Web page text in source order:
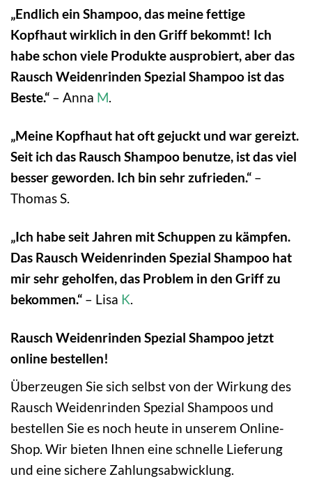
„Endlich ein Shampoo, das meine fettige
Kopfhaut wirklich in den Griff bekommt! Ich
habe schon viele Produkte ausprobiert, aber das
Rausch Weidenrinden Spezial Shampoo ist das
Beste.“ – Anna M.
„Meine Kopfhaut hat oft gejuckt und war gereizt.
Seit ich das Rausch Shampoo benutze, ist das viel
besser geworden. Ich bin sehr zufrieden.“ –
Thomas S.
„Ich habe seit Jahren mit Schuppen zu kämpfen.
Das Rausch Weidenrinden Spezial Shampoo hat
mir sehr geholfen, das Problem in den Griff zu
bekommen.“ – Lisa K.
Rausch Weidenrinden Spezial Shampoo jetzt
online bestellen!
Überzeugen Sie sich selbst von der Wirkung des
Rausch Weidenrinden Spezial Shampoos und
bestellen Sie es noch heute in unserem Online-
Shop. Wir bieten Ihnen eine schnelle Lieferung
und eine sichere Zahlungsabwicklung.